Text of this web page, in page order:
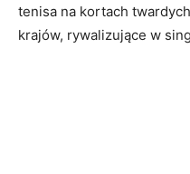
tenisa na kortach
krajów, rywalizujące w